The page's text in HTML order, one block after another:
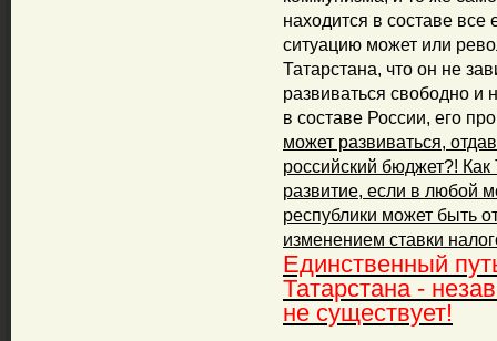
находится в составе
ситуацию может или
Татарстана, что он не
развиваться свободно и
в составе России, его
может развиваться,
российский бюджет?!
развитие, если в любой
республики может быть
изменением ставки
Единственный
Татарстана -
не существует!